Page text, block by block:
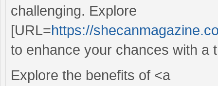
challenging. Explore
[URL=https://
to enhance your chances with a
Explore the benefits of <a